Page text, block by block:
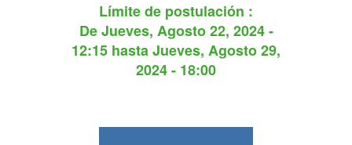
Límite de postulación :
DeJueves, Agosto 22, 2024 -
12:15 hastaJueves, Agosto 29,
2024 - 18:00